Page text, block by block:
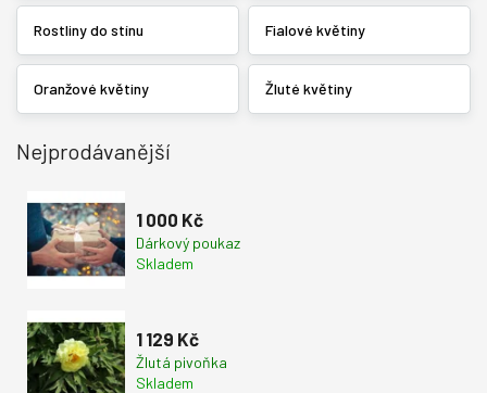
Rostliny do stínu Fialové květiny
Oranžové květiny Žluté květiny
Nejprodávanější
1 000 Kč
Dárkový poukaz
Skladem
1 129 Kč
Žlutá pivoňka
Skladem